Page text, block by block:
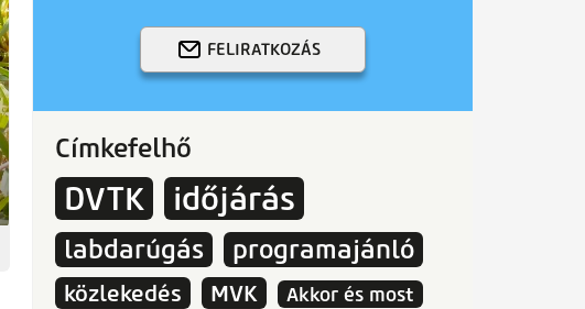
FELIRATKOZÁS
Címkefelhő
DVTK időjárás
labdarúgás programajánló
közlekedés MVK
Akkor és most